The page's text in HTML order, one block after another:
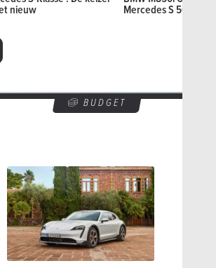
nieuw Mercedes S 560 Cabrio
BUDGET